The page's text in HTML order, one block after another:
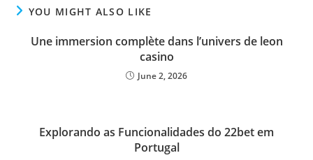
YOU MIGHT ALSO LIKE
Une immersion complète dans l’univers de leon
casino
June 2, 2026
Explorando as Funcionalidades do 22bet em
Portugal